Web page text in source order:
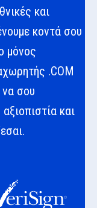
και
κοντά σου
μόνος
.COM
να σου
και